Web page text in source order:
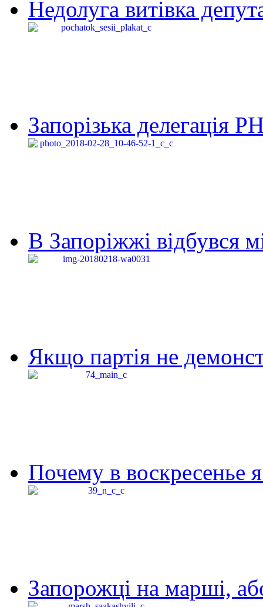
Недолуга витівка
Запорізька делегація
В Запоріжжі відбувся
Якщо партія не
Почему в воскресенье
Запорожці на марші,